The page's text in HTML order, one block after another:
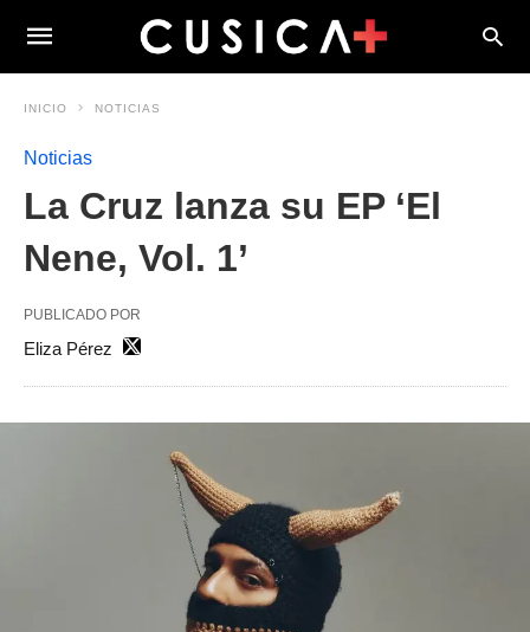
INICIO NOTICIAS
Noticias
La Cruz lanza su EP ‘El
Nene, Vol. 1’
PUBLICADO POR
Eliza Pérez